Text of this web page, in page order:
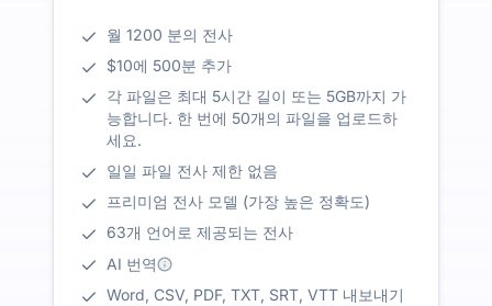
월 1200 분의 전사
$10에 500분 추가
각 파일은 최대 5시간 길이 또는 5GB까지 가
능합니다. 한 번에 50개의 파일을 업로드하
세요.
일일 파일 전사 제한 없음
프리미엄 전사 모델 (가장 높은 정확도)
63개 언어로 제공되는 전사
AI 번역
Word, CSV, PDF, TXT, SRT, VTT 내보내기